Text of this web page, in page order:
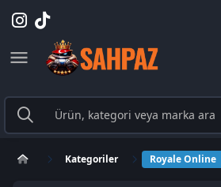
Kategoriler Royale Online